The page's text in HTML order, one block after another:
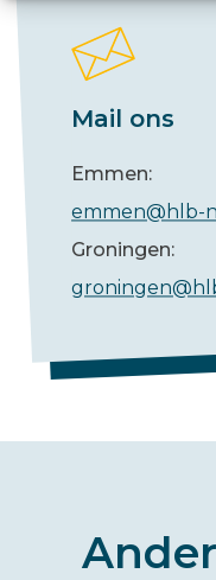
Mail ons
Emmen:
emmen@hlb-
Groningen: